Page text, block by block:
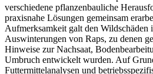
verschiedene pflanzenbauliche
praxisnahe Lösungen gemeinsam
Aufmerksamkeit galt den Wildschäden
Auswinterungen von Raps, zu denen
Hinweise zur Nachsaat,
Umbruch entwickelt wurden. Auf
Futtermittelanalysen und